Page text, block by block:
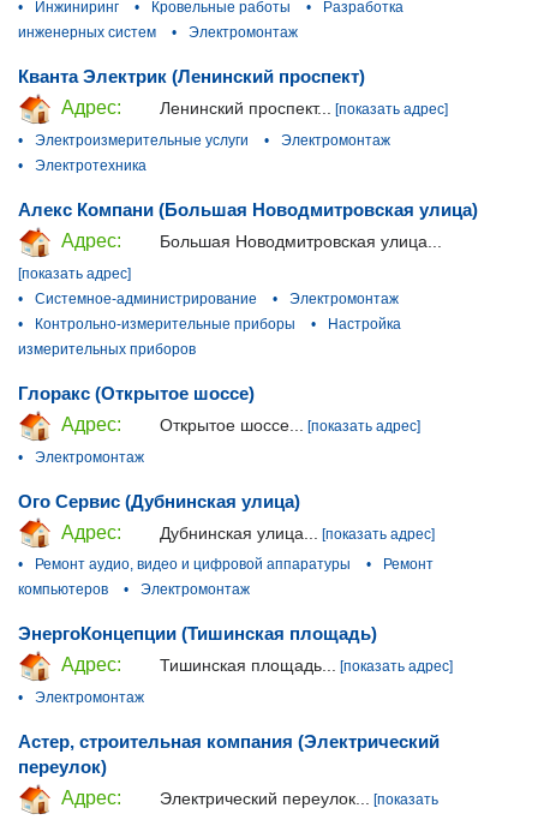
• Инжиниринг • Кровельные работы •
Разработка
инженерных систем
• Электромонтаж
Кванта Электрик (Ленинский проспект)
Адрес:
Ленинский проспект... [показать адрес]
•
Электроизмерительные услуги •
Электромонтаж
•
Электротехника
Алекс Компани (Большая Новодмитровская улица)
Адрес:
Большая Новодмитровская улица...
[показать адрес]
•
Системное-администрирование •
Электромонтаж
•
Контрольно-измерительные приборы •
Настройка
измерительных приборов
Глоракс (Открытое шоссе)
Адрес:
Открытое шоссе...
[показать адрес]
•
Электромонтаж
Ого Сервис (Дубнинская улица)
Адрес:
Дубнинская улица...
[показать адрес]
•
Ремонт аудио, видео и цифровой аппаратуры •
Ремонт
компьютеров
• Электромонтаж
ЭнергоКонцепции (Тишинская площадь)
Адрес:
Тишинская площадь... [показать адрес]
•
Электромонтаж
Астер, строительная компания (Электрический
переулок)
Адрес:
Электрический переулок...
[показать